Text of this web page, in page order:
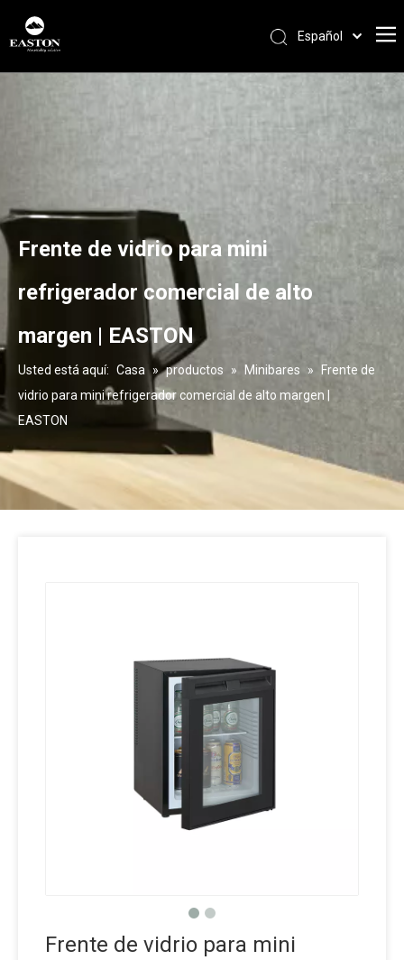
Español
Pусский
Français
English
Frente de vidrio para mini
refrigerador comercial de alto
margen | EASTON
Usted está aquí: Casa » productos » Minibares »
Frente de
vidrio para mini refrigerador comercial de alto margen |
EASTON
Frente de vidrio para mini